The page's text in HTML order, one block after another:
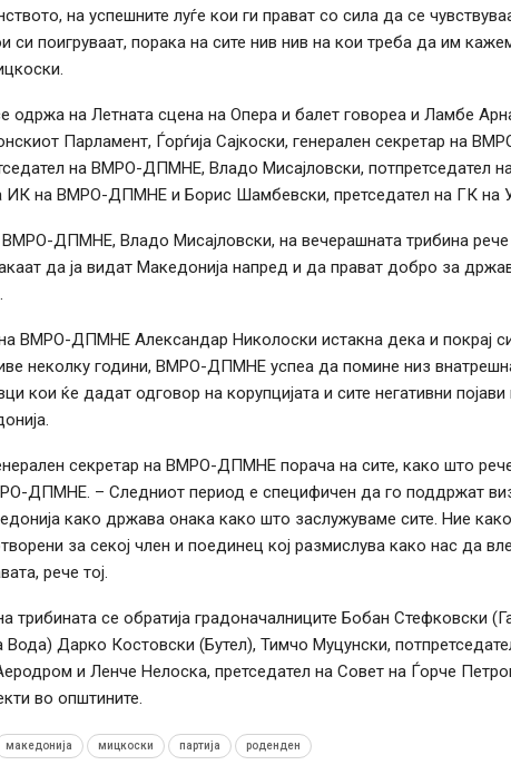
на успешните луѓе кои ги прават со сила да се
си поигруваат, порака на сите нив нив на кои треба да им
одржа на Летната сцена на Опера и балет говореа и Ламбе
Парламент, Ѓорѓија Сајкоски, генерален секретар на
на ВМРО-ДПМНЕ, Владо Мисајловски,
ИК на ВМРО-ДПМНЕ и Борис Шамбевски, претседател на ГК
ВМРО-ДПМНЕ, Владо Мисајловски, на вечерашната трибина
да ја видат Македонија напред и да прават добро за
ВМРО-ДПМНЕ Александар Николоски истакна дека и покрај
неколку години, ВМРО-ДПМНЕ успеа да помине низ
кои ќе дадат одговор на корупцијата и сите негативни
секретар на ВМРО-ДПМНЕ порача на сите, како што
ДПМНЕ. – Следниот период е специфичен да го поддржат
како држава онака како што заслужуваме сите. Ние
за секој член и поединец кој размислува како нас да
рече тој.
трибината се обратија градоначалниците Бобан Стефковски
Вода) Дарко Костовски (Бутел), Тимчо Муцунски,
и Ленче Нелоска, претседател на Совет на Ѓорче
во општините.
македонија мицкоски партија роденден